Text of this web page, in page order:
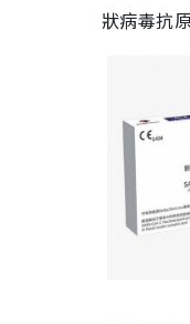
狀病毒抗